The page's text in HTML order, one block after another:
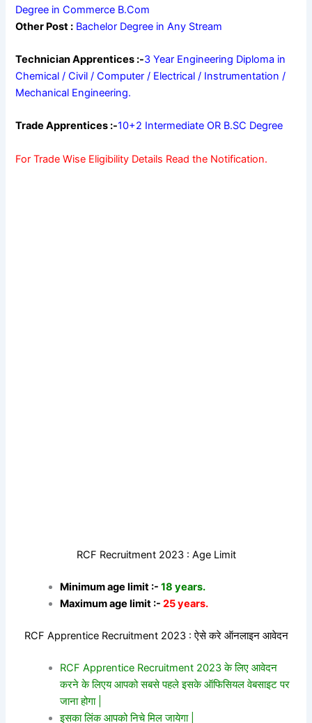
Degree in Commerce B.Com
Other Post : Bachelor Degree in Any Stream
Technician Apprentices :-3 Year Engineering Diploma in
Chemical / Civil / Computer / Electrical / Instrumentation /
Mechanical Engineering.
Trade Apprentices :-10+2 Intermediate OR B.SC Degree
For Trade Wise Eligibility Details Read the Notification.
RCF Recruitment 2023 : Age Limit
Minimum age limit :-18 years.
Maximum age limit :- 25 years.
RCF Apprentice Recruitment 2023 : ऐसे करे ऑनलाइन आवेदन
RCF Apprentice Recruitment 2023 के लिए आवेदन
करने के लिएय आपको सबसे पहले इसके ऑफिसियल वेबसाइट पर
जाना होगा |
इसका लिंक आपको निचे मिल जायेगा |